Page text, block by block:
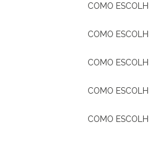
COMO
COMO
COMO
COMO
COMO